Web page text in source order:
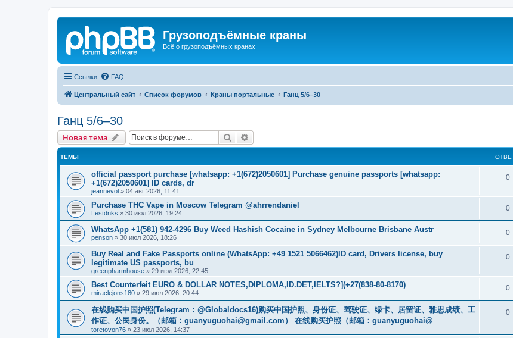
Грузоподъёмные краны
Всё о грузоподъёмных кранах
Ссылки FAQ
Центральный сайт Список форумов Краны портальные Ганц 5/6–30
Ганц 5/6–30
Новая тема Поиск
ТЕМЫ
official passport purchase [whatsapp: +1(672)2050601] Purchase genuine passports [whatsapp:
+1(672)2050601] ID cards, dr
jeannevol » 04 авг 2026, 11:41
0
Purchase THC Vape in Moscow Telegram @ahrrendaniel
Lestdnks » 30 июл 2026, 19:24
0
WhatsApp +1(581) 942-4296 Buy Weed Hashish Cocaine in Sydney Melbourne Brisbane Austr
penson » 30 июл 2026, 18:26
0
Buy Real and Fake Passports online (WhatsApp: +49 1521 5066462)ID card, Drivers license, buy
legitimate US passports, bu
greenpharmhouse » 29 июл 2026, 22:45
0
Best Counterfeit EURO & DOLLAR NOTES,DIPLOMA,ID.DET,IELTS?](+27(838-80-8170)
miraclejons180 » 29 июл 2026, 20:44
0
在线购买中国护照(Telegram：@Globaldocs16)购买中国护照、身份证、驾驶证、绿卡、居留证、雅思成绩、工
作证、公民身份。（邮箱： guanyuguohai@gmail.com ） 在线购买护照（邮箱：guanyuguohai@
toretovon76 » 23 июл 2026, 14:37
0